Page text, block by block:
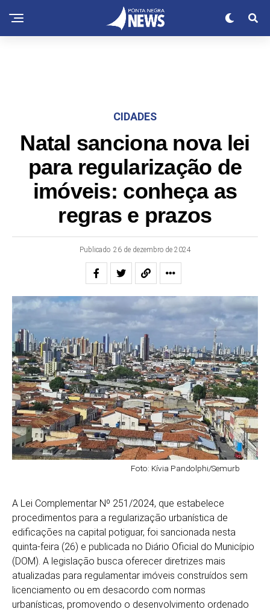
CIDADES
Natal sanciona nova lei
para regularização de
imóveis: conheça as
regras e prazos
Publicado 26 de dezembro de 2024
Foto: Kívia Pandolphi/Semurb
A Lei Complementar Nº 251/2024, que estabelece
procedimentos para a regularização urbanística de
edificações na capital potiguar, foi sancionada nesta
quinta-feira (26) e publicada no Diário Oficial do Município
(DOM). A legislação busca oferecer diretrizes mais
atualizadas para regulamentar imóveis construídos sem
licenciamento ou em desacordo com normas
urbanísticas, promovendo o desenvolvimento ordenado